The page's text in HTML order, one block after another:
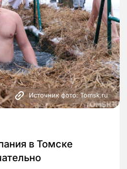
Источник фото: Tomsk.ru
в Томске